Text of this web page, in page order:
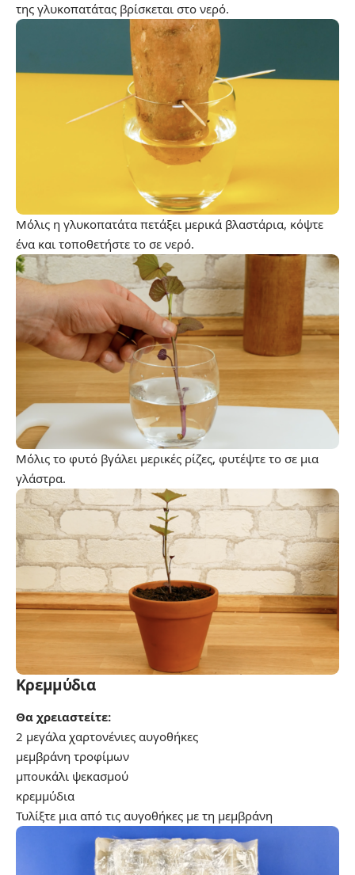
της γλυκοπατάτας βρίσκεται στο νερό.
Μόλις η γλυκοπατάτα πετάξει μερικά βλαστάρια, κόψτε
ένα και τοποθετήστε το σε νερό.
Μόλις το φυτό βγάλει μερικές ρίζες, φυτέψτε το σε μια
γλάστρα.
Κρεμμύδια
Θα χρειαστείτε:
2 μεγάλα χαρτονένιες αυγοθήκες
μεμβράνη τροφίμων
μπουκάλι ψεκασμού
κρεμμύδια
Τυλίξτε μια από τις αυγοθήκες με τη μεμβράνη